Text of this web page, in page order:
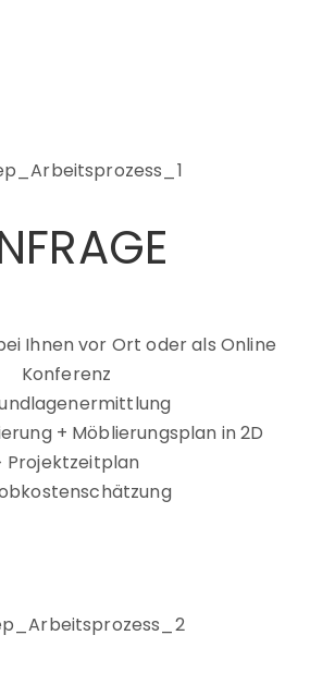
Ihnen vor Ort oder als Online
Konferenz
+ Möblierungsplan in 2D
Projektzeitplan